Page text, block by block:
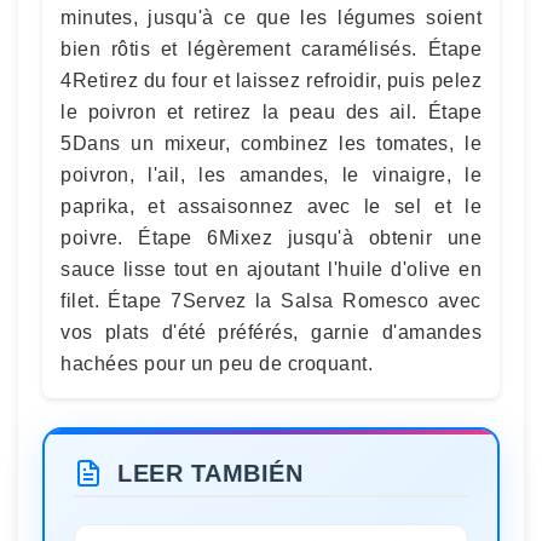
minutes, jusqu'à ce que les légumes soient
bien rôtis et légèrement caramélisés. Étape
4Retirez du four et laissez refroidir, puis pelez
le poivron et retirez la peau des ail. Étape
5Dans un mixeur, combinez les tomates, le
poivron, l'ail, les amandes, le vinaigre, le
paprika, et assaisonnez avec le sel et le
poivre. Étape 6Mixez jusqu'à obtenir une
sauce lisse tout en ajoutant l'huile d'olive en
filet. Étape 7Servez la Salsa Romesco avec
vos plats d'été préférés, garnie d'amandes
hachées pour un peu de croquant.
LEER TAMBIÉN